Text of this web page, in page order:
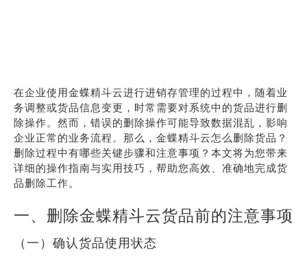
在企业使用金蝶精斗云进行进销存管理的过程中，随着业
务调整或货品信息变更，时常需要对系统中的货品进行删
除操作。然而，错误的删除操作可能导致数据混乱，影响
企业正常的业务流程。那么，金蝶精斗云怎么删除货品？
删除过程中有哪些关键步骤和注意事项？本文将为您带来
详细的操作指南与实用技巧，帮助您高效、准确地完成货
品删除工作。
一、删除金蝶精斗云货品前的注意事项
（一）确认货品使用状态